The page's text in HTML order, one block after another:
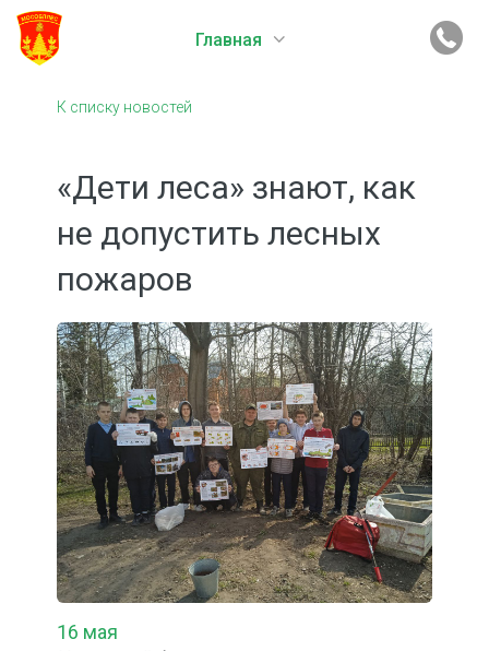
Главная
К списку новостей
«Дети леса» знают, как
не допустить лесных
пожаров
16 мая